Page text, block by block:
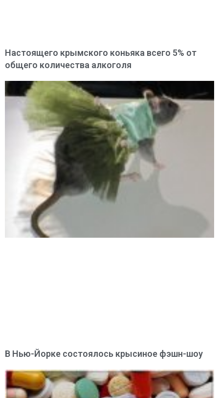
Настоящего крымского коньяка всего 5% от
общего количества алкоголя
В Нью-Йорке состоялось крысиное фэшн-шоу